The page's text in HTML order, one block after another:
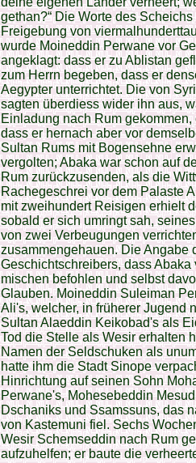
gethan?“ Die Worte des
Freigebung von
wurde Moineddin Perwane vor
angeklagt: dass er zu Ablistan
zum Herrn begeben, dass er
Aegypter unterrichtet. Die von
sagten überdiess wider ihn aus,
Einladung nach Rum
dass er hernach aber vor
Sultan Rums mit Bogensehne
vergolten; Abaka war schon auf
Rum zurückzusenden, als die
Rachegeschrei vor dem Palaste
mit zweihundert Reisigen erhielt
sobald er sich umringt sah,
von zwei Verbeugungen
zusammengehauen. Die Angabe
Geschichtschreibers, dass
mischen befohlen und selbst
Glauben. Moineddin Suleiman
Ali's, welcher, in früherer Jugend
Sultan Alaeddin Keikobad's als
Tod die Stelle als Wesir erhalten
Namen der Seldschuken als
hatte ihm die Stadt Sinope
Hinrichtung auf seinen Sohn
Perwane's, Mohesebeddin
Dschaniks und Ssamssuns, das
von Kastemuni fiel. Sechs
Wesir Schemseddin nach Rum
aufzuhelfen; er baute die